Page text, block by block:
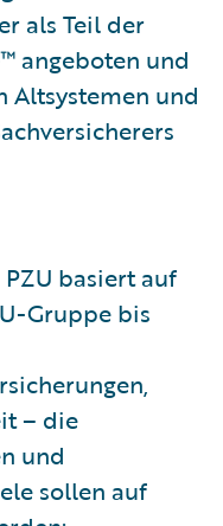
als Teil der
angeboten und
Altsystemen und
basiert auf
Gruppe bis
– die
und
sollen auf